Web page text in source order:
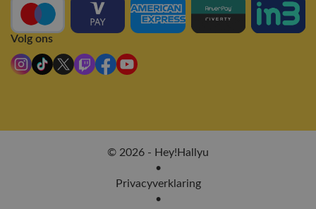
Volg ons
© 2026 - Hey!Hallyu
•
Privacyverklaring
•